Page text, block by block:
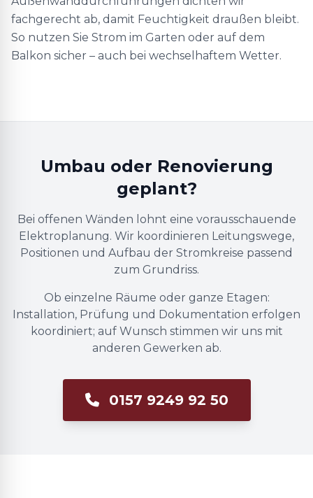
fachgerecht ab, damit Feuchtigkeit draußen bleibt.
So nutzen Sie Strom im Garten oder auf dem
Balkon sicher – auch bei wechselhaftem Wetter.
Umbau oder Renovierung
geplant?
Bei offenen Wänden lohnt eine vorausschauende
Elektroplanung. Wir koordinieren Leitungswege,
Positionen und Aufbau der Stromkreise passend
zum Grundriss.
Ob einzelne Räume oder ganze Etagen:
Installation, Prüfung und Dokumentation erfolgen
koordiniert; auf Wunsch stimmen wir uns mit
anderen Gewerken ab.
0157 9249 92 50